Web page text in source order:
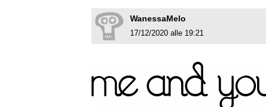
WanessaMelo
17/12/2020 alle 19:21